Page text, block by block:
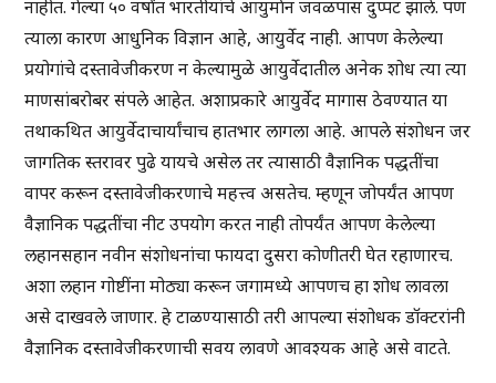
नाहीत. गेल्या ५० वर्षांत भारतीयांचे आयुर्मान जवळपास दुप्पट झाले. पण
त्याला कारण आधुनिक विज्ञान आहे, आयुर्वेद नाही. आपण केलेल्या
प्रयोगांचे दस्तावेजीकरण न केल्यामुळे आयुर्वेदातील अनेक शोध त्या त्या
माणसांबरोबर संपले आहेत. अशाप्रकारे आयुर्वेद मागास ठेवण्यात या
तथाकथित आयुर्वेदाचार्यांचाच हातभार लागला आहे. आपले संशोधन जर
जागतिक स्तरावर पुढे यायचे असेल तर त्यासाठी वैज्ञानिक पद्धतींचा
वापर करून दस्तावेजीकरणाचे महत्त्व असतेच. म्हणून जोपर्यंत आपण
वैज्ञानिक पद्धतींचा नीट उपयोग करत नाही तोपर्यंत आपण केलेल्या
लहानसहान नवीन संशोधनांचा फायदा दुसरा कोणीतरी घेत रहाणारच.
अशा लहान गोष्टींना मोठ्या करून जगामध्ये आपणच हा शोध लावला
असे दाखवले जाणार. हे टाळण्यासाठी तरी आपल्या संशोधक डॉक्टरांनी
वैज्ञानिक दस्तावेजीकरणाची सवय लावणे आवश्यक आहे असे वाटते.